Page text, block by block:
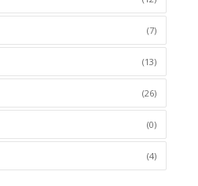
(7)
(13)
(26)
(0)
(4)